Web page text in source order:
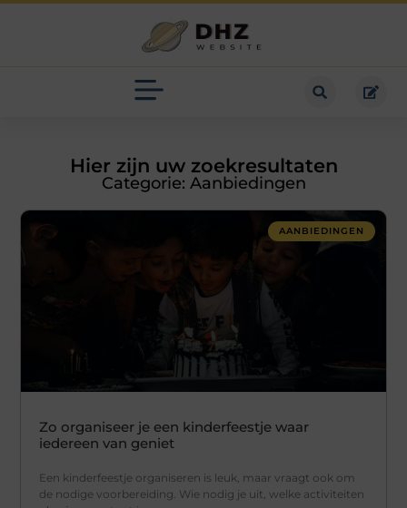
Hier zijn uw zoekresultaten
Categorie: Aanbiedingen
AANBIEDINGEN
Zo organiseer je een kinderfeestje waar
iedereen van geniet
Een kinderfeestje organiseren is leuk, maar vraagt ook om
de nodige voorbereiding. Wie nodig je uit, welke activiteiten